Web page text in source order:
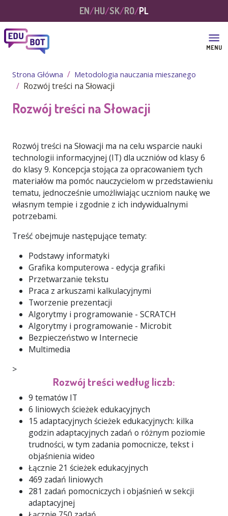
MENU
EN HU SK RO PL
Strona Główna Metodologia nauczania mieszanego
Rozwój treści na Słowacji
Rozwój treści na Słowacji
Rozwój treści na Słowacji ma na celu wsparcie nauki
technologii informacyjnej (IT) dla uczniów od klasy 6
do klasy 9. Koncepcja stojąca za opracowaniem tych
materiałów ma pomóc nauczycielom w przedstawieniu
tematu, jednocześnie umożliwiając uczniom naukę we
własnym tempie i zgodnie z ich indywidualnymi
potrzebami.
Treść obejmuje następujące tematy:
Podstawy informatyki
Grafika komputerowa - edycja grafiki
Przetwarzanie tekstu
Praca z arkuszami kalkulacyjnymi
Tworzenie prezentacji
Algorytmy i programowanie - SCRATCH
Algorytmy i programowanie - Microbit
Bezpieczeństwo w Internecie
Multimedia
>
Rozwój treści według liczb:
9 tematów IT
6 liniowych ścieżek edukacyjnych
15 adaptacyjnych ścieżek edukacyjnych: kilka
godzin adaptacyjnych zadań o różnym poziomie
trudności, w tym zadania pomocnicze, tekst i
objaśnienia wideo
Łącznie 21 ścieżek edukacyjnych
469 zadań liniowych
281 zadań pomocniczych i objaśnień w sekcji
adaptacyjnej